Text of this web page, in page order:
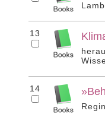
13
14